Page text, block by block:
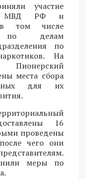
участие
МВД РФ и
в том числе
по делам
по
На
Пионерский
места сбора
для их
16
проведены
чего они
меры по